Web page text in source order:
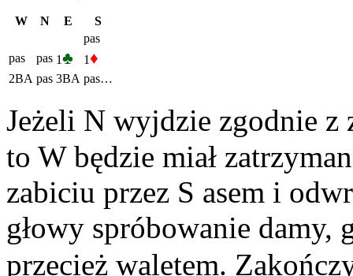
W N E
S
pas
pas
pas 1♣ 1♦
2BA pas 3BA pas…
Jeżeli N wyjdzie zgodnie z
to W będzie miał
zabiciu przez S asem i
głowy spróbowanie damy,
przecież waletem.